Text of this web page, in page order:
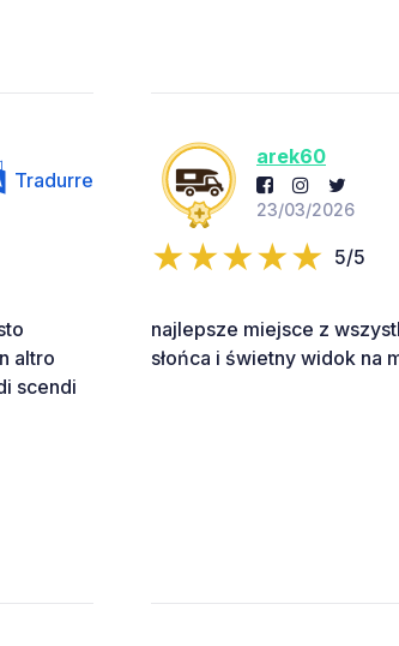
Tradurre
altro
scendi
arek60
23/03/2026
5/5
najlepsze miejsce z
słońca i świetny widok na